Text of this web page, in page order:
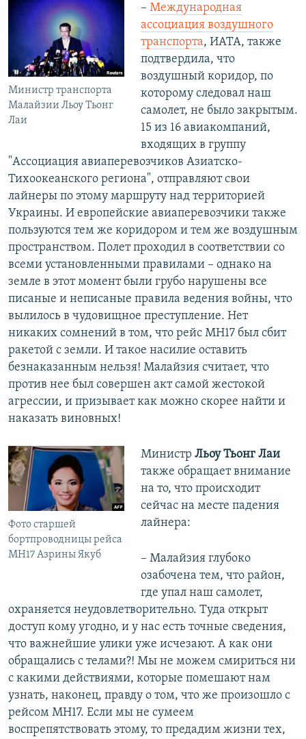
Министр транспорта
Малайзии Льоу Тьонг
Лаи
– Международная
ассоциация воздушного
транспорта, ИАТА, также
подтвердила, что
воздушный коридор, по
которому следовал наш
самолет, не было закрытым.
15 из 16 авиакомпаний,
входящих в группу
"Ассоциация авиаперевозчиков Азиатско-
Тихоокеанского региона", отправляют свои
лайнеры по этому маршруту над территорией
Украины. И европейские авиаперевозчики также
пользуются тем же коридором и тем же воздушным
пространством. Полет проходил в соответствии со
всеми установленными правилами – однако на
земле в этот момент были грубо нарушены все
писаные и неписаные правила ведения войны, что
вылилось в чудовищное преступление. Нет
никаких сомнений в том, что рейс MH17 был сбит
ракетой с земли. И такое насилие оставить
безнаказанным нельзя! Малайзия считает, что
против нее был совершен акт самой жестокой
агрессии, и призывает как можно скорее найти и
наказать виновных!
Фото старшей
бортпроводницы рейса
МН17 Азрины Якуб
Министр Льоу Тьонг Лаи
также обращает внимание
на то, что происходит
сейчас на месте падения
лайнера:
– Малайзия глубоко
озабочена тем, что район,
где упал наш самолет,
охраняется неудовлетворительно. Туда открыт
доступ кому угодно, и у нас есть точные сведения,
что важнейшие улики уже исчезают. А как они
обращались с телами?! Мы не можем смириться ни
с какими действиями, которые помешают нам
узнать, наконец, правду о том, что же произошло с
рейсом MH17. Если мы не сумеем
воспрепятствовать этому, то предадим жизни тех,